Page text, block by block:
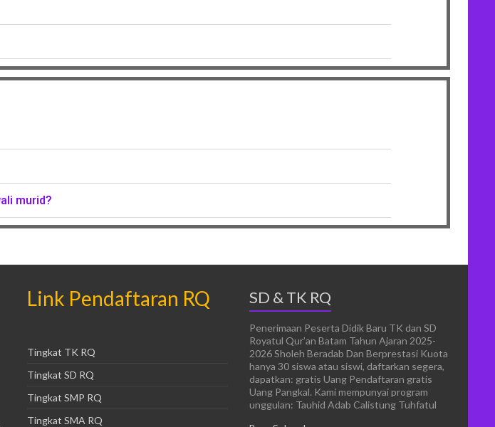
murid?
Link Pendaftaran RQ
Tingkat TK RQ
Tingkat SD RQ
Tingkat SMP RQ
Tingkat SMA RQ
SD & TK RQ
Penerimaan Peserta Didik Baru TK dan SD
Royatul Qur’an Batam Tahun Ajaran 2025-
2026 Sholeh Beradab Dan Berprestasi Kuota
hanya 30 siswa atau siswi, daftarkan segera,
dapatkan: gratis Uang Pendaftaran gratis
Uang Pangkal. Kami mempunyai program
unggulan: Tauhid Adab Calistung Tuhfatul